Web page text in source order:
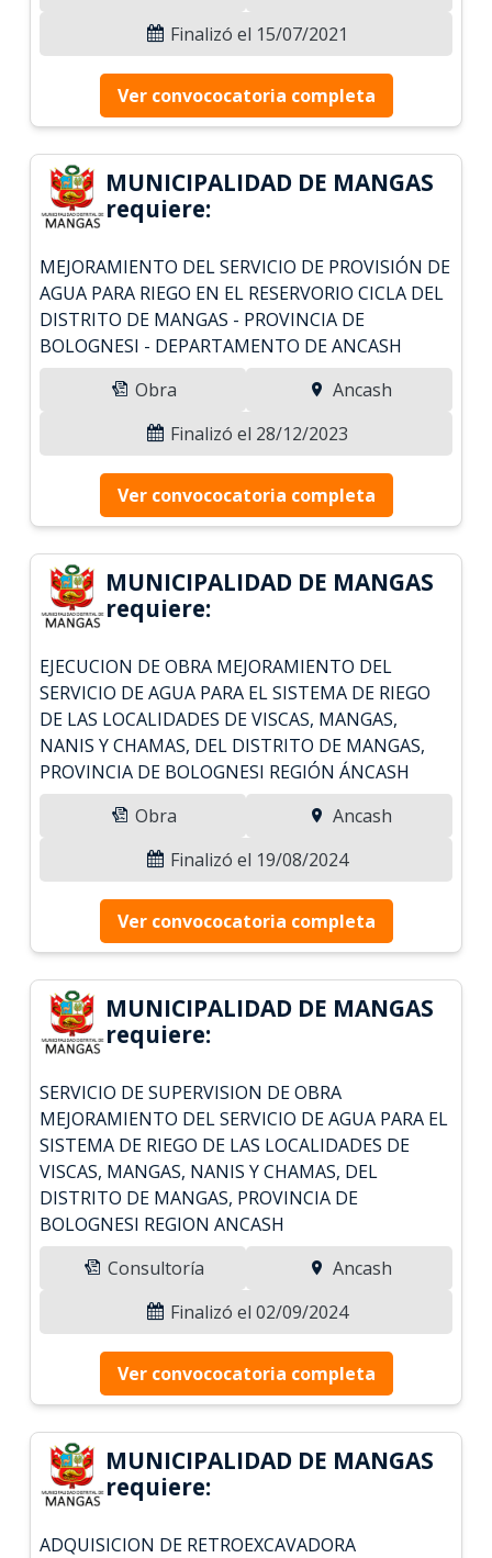
Finalizó el 15/07/2021
Ver convococatoria completa
MUNICIPALIDAD DE MANGAS
requiere:
MEJORAMIENTO DEL SERVICIO DE PROVISIÓN DE
AGUA PARA RIEGO EN EL RESERVORIO CICLA DEL
DISTRITO DE MANGAS - PROVINCIA DE
BOLOGNESI - DEPARTAMENTO DE ANCASH
Obra
Ancash
Finalizó el 28/12/2023
Ver convococatoria completa
MUNICIPALIDAD DE MANGAS
requiere:
EJECUCION DE OBRA MEJORAMIENTO DEL
SERVICIO DE AGUA PARA EL SISTEMA DE RIEGO
DE LAS LOCALIDADES DE VISCAS, MANGAS,
NANIS Y CHAMAS, DEL DISTRITO DE MANGAS,
PROVINCIA DE BOLOGNESI REGIÓN ÁNCASH
Obra
Ancash
Finalizó el 19/08/2024
Ver convococatoria completa
MUNICIPALIDAD DE MANGAS
requiere:
SERVICIO DE SUPERVISION DE OBRA
MEJORAMIENTO DEL SERVICIO DE AGUA PARA EL
SISTEMA DE RIEGO DE LAS LOCALIDADES DE
VISCAS, MANGAS, NANIS Y CHAMAS, DEL
DISTRITO DE MANGAS, PROVINCIA DE
BOLOGNESI REGION ANCASH
Consultoría
Ancash
Finalizó el 02/09/2024
Ver convococatoria completa
MUNICIPALIDAD DE MANGAS
requiere:
ADQUISICION DE RETROEXCAVADORA